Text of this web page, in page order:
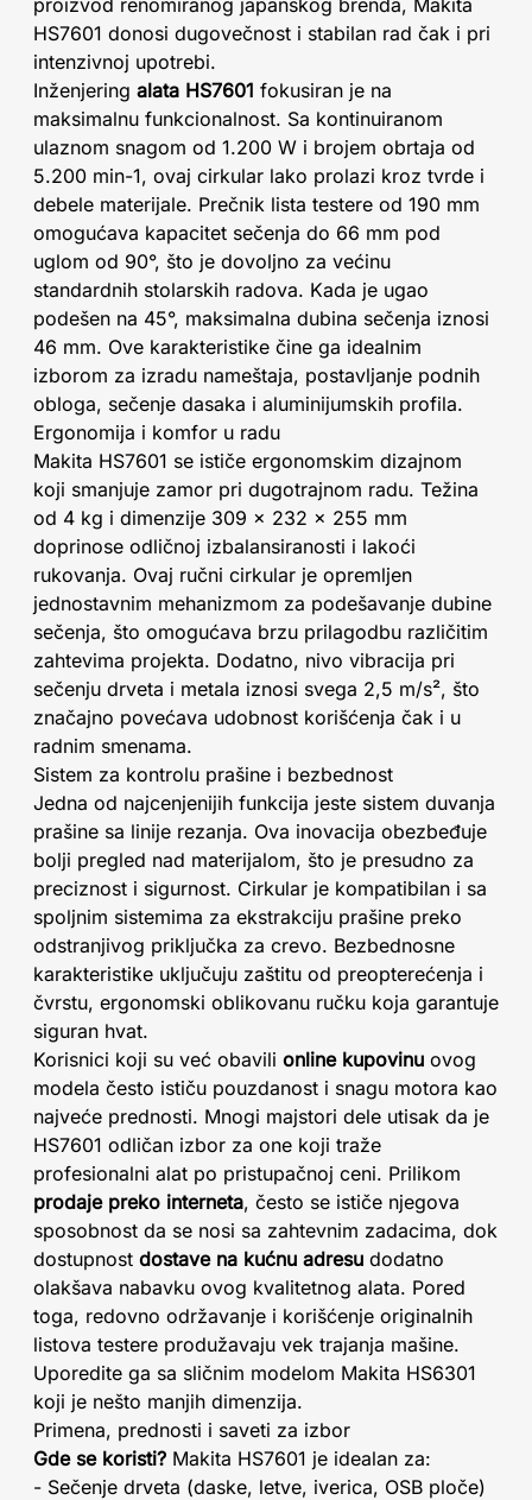
HS7601 donosi dugovečnost i stabilan rad čak i pri
intenzivnoj upotrebi.
Inženjering alata HS7601 fokusiran je na
maksimalnu funkcionalnost. Sa kontinuiranom
ulaznom snagom od 1.200 W i brojem obrtaja od
5.200 min-1, ovaj cirkular lako prolazi kroz tvrde i
debele materijale. Prečnik lista testere od 190 mm
omogućava kapacitet sečenja do 66 mm pod
uglom od 90°, što je dovoljno za većinu
standardnih stolarskih radova. Kada je ugao
podešen na 45°, maksimalna dubina sečenja iznosi
46 mm. Ove karakteristike čine ga idealnim
izborom za izradu nameštaja, postavljanje podnih
obloga, sečenje dasaka i aluminijumskih profila.
Ergonomija i komfor u radu
Makita HS7601 se ističe ergonomskim dizajnom
koji smanjuje zamor pri dugotrajnom radu. Težina
od 4 kg i dimenzije 309 x 232 x 255 mm
doprinose odličnoj izbalansiranosti i lakoći
rukovanja. Ovaj ručni cirkular je opremljen
jednostavnim mehanizmom za podešavanje dubine
sečenja, što omogućava brzu prilagodbu različitim
zahtevima projekta. Dodatno, nivo vibracija pri
sečenju drveta i metala iznosi svega 2,5 m/s², što
značajno povećava udobnost korišćenja čak i u
radnim smenama.
Sistem za kontrolu prašine i bezbednost
Jedna od najcenjenijih funkcija jeste sistem duvanja
prašine sa linije rezanja. Ova inovacija obezbeđuje
bolji pregled nad materijalom, što je presudno za
preciznost i sigurnost. Cirkular je kompatibilan i sa
spoljnim sistemima za ekstrakciju prašine preko
odstranjivog priključka za crevo. Bezbednosne
karakteristike uključuju zaštitu od preopterećenja i
čvrstu, ergonomski oblikovanu ručku koja garantuje
siguran hvat.
Korisnici koji su već obavili online kupovinu ovog
modela često ističu pouzdanost i snagu motora kao
najveće prednosti. Mnogi majstori dele utisak da je
HS7601 odličan izbor za one koji traže
profesionalni alat po pristupačnoj ceni. Prilikom
prodaje preko interneta, često se ističe njegova
sposobnost da se nosi sa zahtevnim zadacima, dok
dostupnost dostave na kućnu adresu dodatno
olakšava nabavku ovog kvalitetnog alata. Pored
toga, redovno održavanje i korišćenje originalnih
listova testere produžavaju vek trajanja mašine.
Uporedite ga sa sličnim modelom Makita HS6301
koji je nešto manjih dimenzija.
Primena, prednosti i saveti za izbor
Gde se koristi? Makita HS7601 je idealan za:
- Sečenje drveta (daske, letve, iverica, OSB ploče)